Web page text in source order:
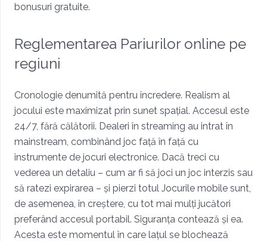
bonusuri gratuite.
Reglementarea Pariurilor online pe
regiuni
Cronologie denumită pentru încredere. Realism al
jocului este maximizat prin sunet spațial. Accesul este
24/7, fără călătorii. Dealeri în streaming au intrat în
mainstream, combinând joc față în față cu
instrumente de jocuri electronice. Dacă treci cu
vederea un detaliu – cum ar fi să joci un joc interzis sau
să ratezi expirarea – și pierzi totul Jocurile mobile sunt,
de asemenea, în creștere, cu tot mai mulți jucători
preferând accesul portabil. Siguranța contează și ea.
Acesta este momentul în care lațul se blochează